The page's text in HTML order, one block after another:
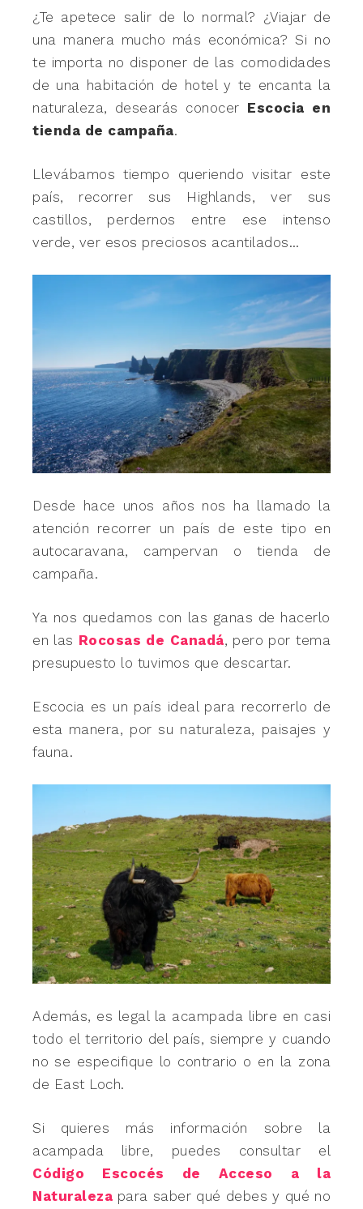
¿Te apetece salir de lo normal? ¿Viajar de
una manera mucho más económica? Si no
te importa no disponer de las comodidades
de una habitación de hotel y te encanta la
naturaleza, desearás conocer Escocia en
tienda de campaña.
Llevábamos tiempo queriendo visitar este
país, recorrer sus Highlands, ver sus
castillos, perdernos entre ese intenso
verde, ver esos preciosos acantilados…
Desde hace unos años nos ha llamado la
atención recorrer un país de este tipo en
autocaravana, campervan o tienda de
campaña.
Ya nos quedamos con las ganas de hacerlo
en las Rocosas de Canadá, pero por tema
presupuesto lo tuvimos que descartar.
Escocia es un país ideal para recorrerlo de
esta manera, por su naturaleza, paisajes y
fauna.
Además, es legal la acampada libre en casi
todo el territorio del país, siempre y cuando
no se especifique lo contrario o en la zona
de East Loch.
Si quieres más información sobre la
acampada libre, puedes consultar el
Código Escocés de Acceso a la
Naturaleza para saber qué debes y qué no